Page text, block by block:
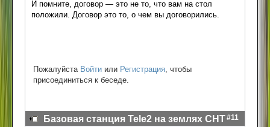
И помните, договор — это не то, что вам на стол
положили. Договор это то, о чем вы договорились.
Пожалуйста Войти или Регистрация, чтобы
присоединиться к беседе.
Базовая станция Tele2 на землях СНТ#11